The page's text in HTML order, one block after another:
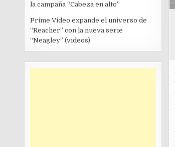
la campaña “Cabeza en alto”
Prime Video expande el universo de
“Reacher” con la nueva serie
“Neagley” (videos)